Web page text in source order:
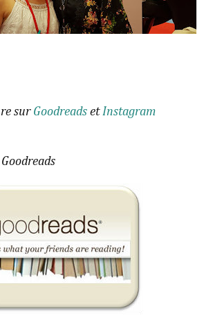
sur Goodreads etInstagram